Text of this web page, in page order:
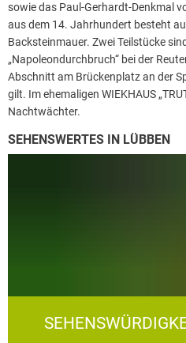
sowie das Paul-Gerhardt-Denkmal
aus dem 14. Jahrhundert besteht
Backsteinmauer. Zwei Teilstücke
„Napoleondurchbruch“ bei der
Abschnitt am Brückenplatz an der
gilt. Im ehemaligen WIEKHAUS
Nachtwächter.
SEHENSWERTES IN LÜBBEN